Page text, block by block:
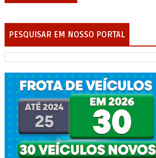
PESQUISAR EM NOSSO PORTAL